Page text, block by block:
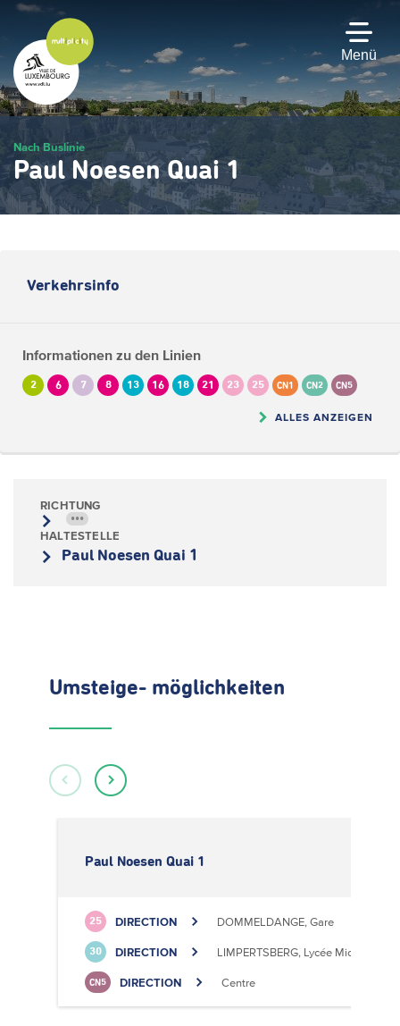
Zum
Hauptinhalt
gehen
Menü
Nach Buslinie
Paul Noesen Quai 1
Verkehrsinfo
Informationen zu den Linien
2 6 7 8 13 16 18 21 23 25 CN1 CN2 CN5
ALLES ANZEIGEN
RICHTUNG
•••
HALTESTELLE
Paul Noesen Quai 1
Umsteige- möglichkeiten
Paul Noesen Quai 1
25 DIRECTION DOMMELDANGE, Gare
30 DIRECTION LIMPERTSBERG, Lycée Michel
CN5 DIRECTION Centre